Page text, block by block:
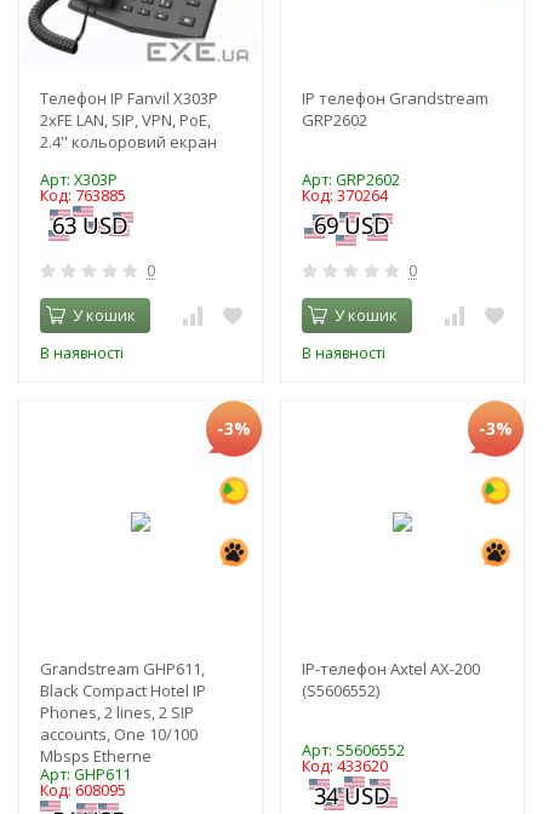
Телефон IP Fanvil X303P
2xFE LAN, SIP, VPN, PoE,
2.4'' кольоровий екран
Арт: X303P
Код: 763885
0
У кошик
В наявності
IP телефон Grandstream
GRP2602
Арт: GRP2602
Код: 370264
0
У кошик
В наявності
-3%
Grandstream GHP611,
Black Compact Hotel IP
Phones, 2 lines, 2 SIP
accounts, One 10/100
Mbsps Etherne
Арт: GHP611
Код: 608095
-3%
IP-телефон Axtel AX-200
(S5606552)
Арт: S5606552
Код: 433620